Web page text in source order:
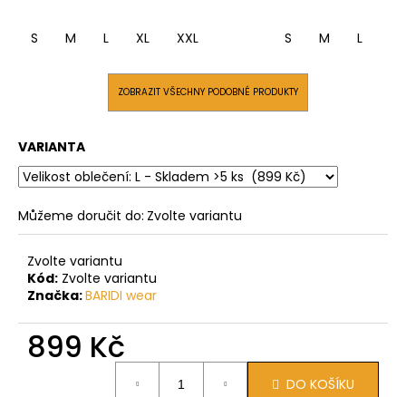
S M L XL XXL S M L
ZOBRAZIT VŠECHNY PODOBNÉ PRODUKTY
VARIANTA
Můžeme doručit do: Zvolte variantu
Zvolte variantu
Kód: Zvolte variantu
Značka:BARIDI wear
899 Kč
DO KOŠÍKU